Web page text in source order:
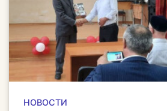
НОВОСТИ